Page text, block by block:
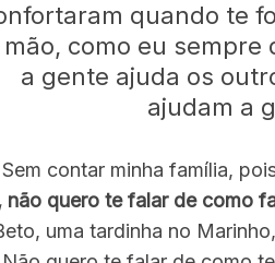
quando te
mão, como eu
a gente ajuda os
ajudam a
Sem contar minha família,
não quero te falar de como
uma tardinha no
r
c